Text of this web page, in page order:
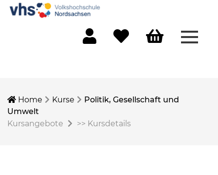
Home Kurse
Politik, Gesellschaft und
Umwelt
Kursangebote
>> Kursdetails